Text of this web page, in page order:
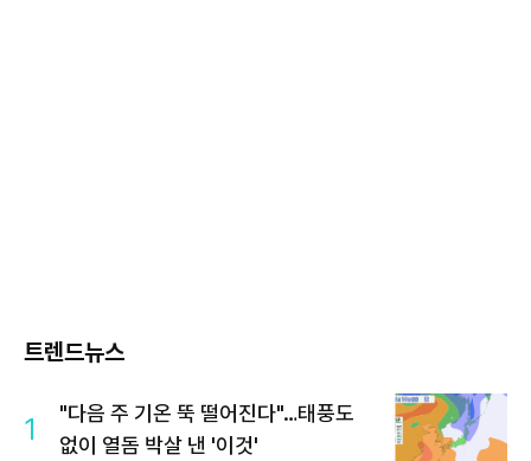
트렌드뉴스
1
"다음 주 기온 뚝 떨어진다"…태풍도
없이 열돔 박살 낸 '이것'